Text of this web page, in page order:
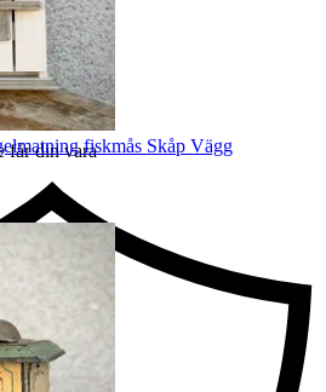
får din varafiskmås Skåp Vägg